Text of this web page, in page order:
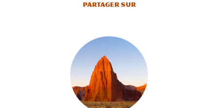
Partager sur